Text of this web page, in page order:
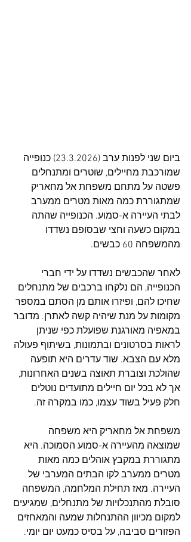
ביום שני לפנות ערב (23.3.2026) כנופייה
שמורכבת מחיילים, שוטרים ומתנחלים
פשטה על מתחם משפחת אל מחאריק
שמתגוררת כמה מאות מטרים ממערב
לבתי העיירה א-סמוע. הכנופייה שהתה
במקום כשעה וחצי שבסופם נשדדו
מהמשפחה 60 כבשים.
לאחר שהכבשים נשדדו על ידי חברי
הכנופייה, הם נלקחו ברכבים של מתנחלים
שחיכו להם, ופיזרו אותם מן הסתם במספר
מקומות על מנת שיהיה קשה לאתרן. מדובר
במאפיה מאורגנת שפועלת כפי שניתן
לראות בסרטונים ובתמונות, בשיתוף פעולה
מלא עם הצבא. שוד עדרים היא תופעה
שהולכת וצוברת תאוצה בשנים האחרונות,
אך לא בכל יום חיילים מתועדים נוטלים
חלק פעיל בשוד עצמו, כמו במקרה זה.
משפחת אל מחאריק היא משפחה
שמוצאה מהעיירה א-סמוע הסמוכה. היא
מתגוררת במקבץ אוהלים כמה מאות
מטרים ממערב לקו הבתים המערבי של
העיירה. מאז תחילת המלחמה, המשפחה
סובלת מהתנכלויות של מתנחלים, שמגיעים
למקום מכיוון ההתנחלות שמעה והמאחזים
הפזורים סביבה, על בסיס כמעט יום יומי.